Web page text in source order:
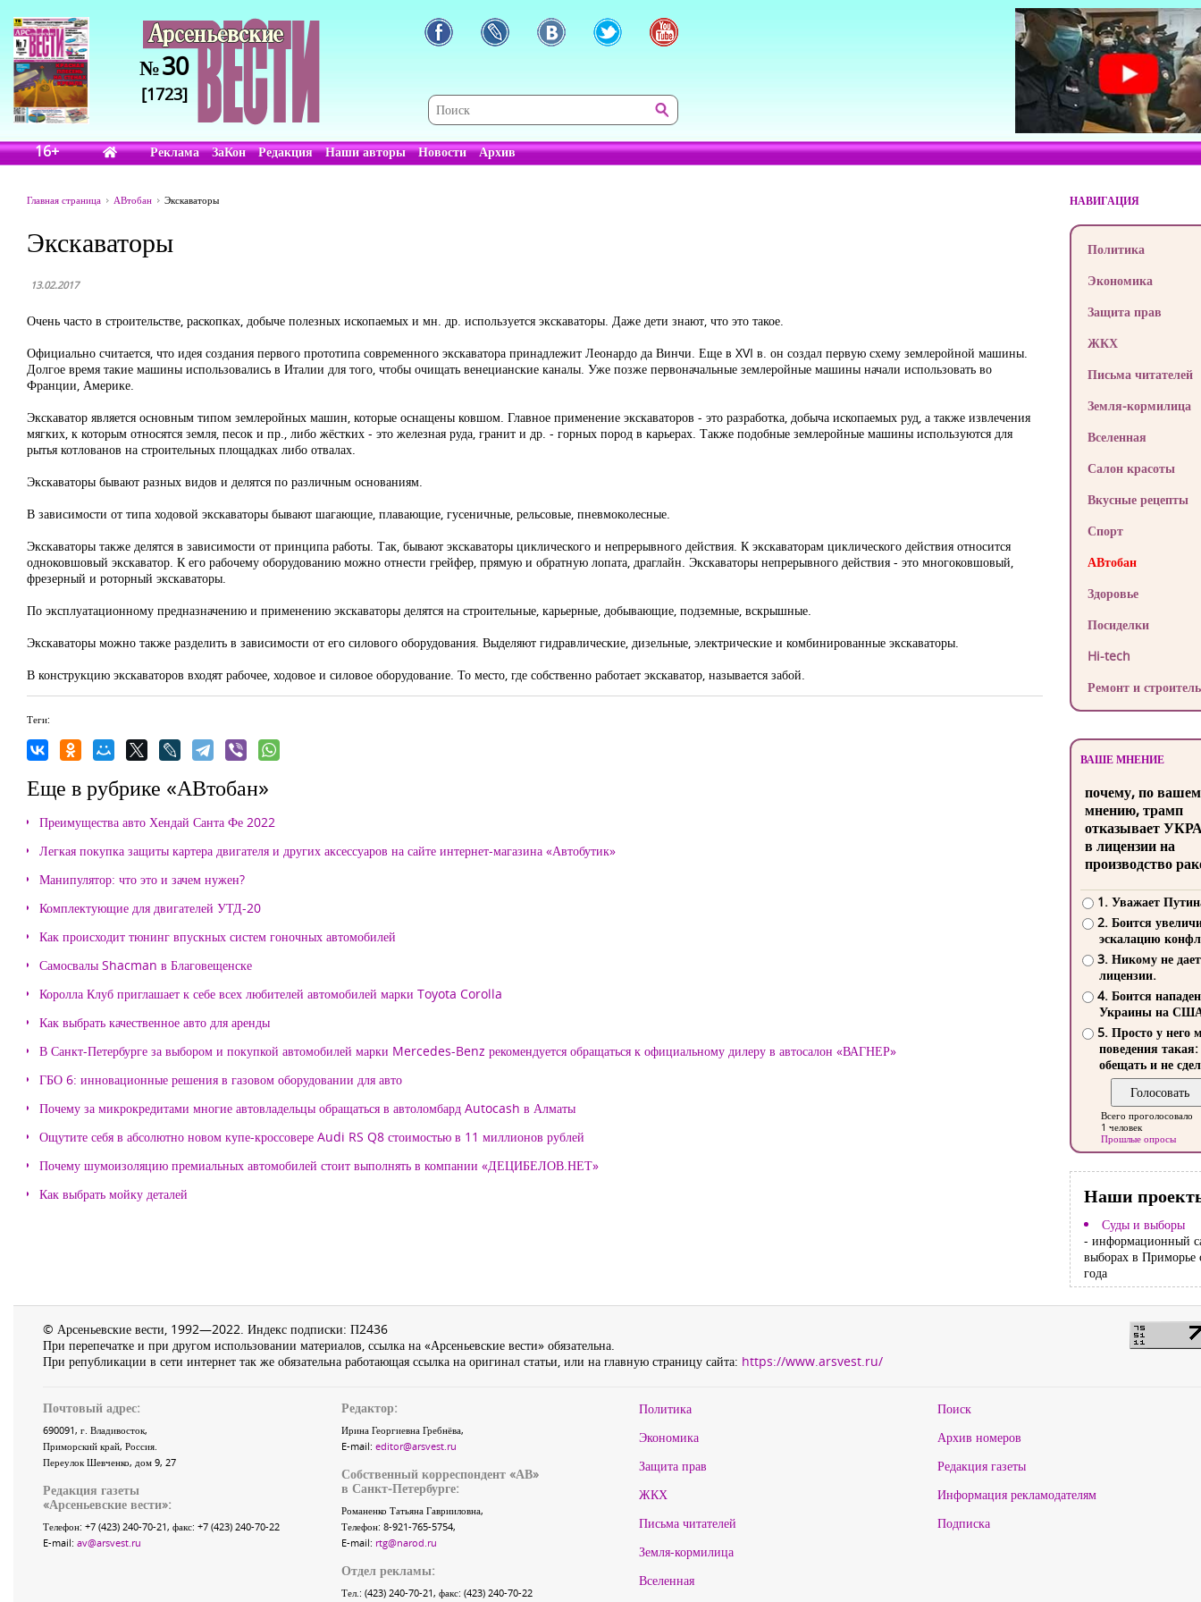
№30
[1723]
16+ Реклама ЗаКон Редакция Наши авторы Новости Архив
Главная страница АВтобан Экскаваторы
Экскаваторы
13.02.2017
Очень часто в строительстве, раскопках, добыче полезных ископаемых и мн. др. используется экскаваторы. Даже дети знают, что это такое.
Официально считается, что идея создания первого прототипа современного экскаватора принадлежит Леонардо да Винчи. Еще в XVI в. он создал первую схему землеройной машины.
Долгое время такие машины использовались в Италии для того, чтобы очищать венецианские каналы. Уже позже первоначальные землеройные машины начали использовать во
Франции, Америке.
Экскаватор является основным типом землеройных машин, которые оснащены ковшом. Главное применение экскаваторов - это разработка, добыча ископаемых руд, а также извлечения
мягких, к которым относятся земля, песок и пр., либо жёстких - это железная руда, гранит и др. - горных пород в карьерах. Также подобные землеройные машины используются для
рытья котлованов на строительных площадках либо отвалах.
Экскаваторы бывают разных видов и делятся по различным основаниям.
В зависимости от типа ходовой экскаваторы бывают шагающие, плавающие, гусеничные, рельсовые, пневмоколесные.
Экскаваторы также делятся в зависимости от принципа работы. Так, бывают экскаваторы циклического и непрерывного действия. К экскаваторам циклического действия относится
одноковшовый экскаватор. К его рабочему оборудованию можно отнести грейфер, прямую и обратную лопата, драглайн. Экскаваторы непрерывного действия - это многоковшовый,
фрезерный и роторный экскаваторы.
По эксплуатационному предназначению и применению экскаваторы делятся на строительные, карьерные, добывающие, подземные, вскрышные.
Экскаваторы можно также разделить в зависимости от его силового оборудования. Выделяют гидравлические, дизельные, электрические и комбинированные экскаваторы.
В конструкцию экскаваторов входят рабочее, ходовое и силовое оборудование. То место, где собственно работает экскаватор, называется забой.
Теги:
Еще в рубрике «АВтобан»
Преимущества авто Хендай Санта Фе 2022
Легкая покупка защиты картера двигателя и других аксессуаров на сайте интернет-магазина «Автобутик»
Манипулятор: что это и зачем нужен?
Комплектующие для двигателей УТД-20
Как происходит тюнинг впускных систем гоночных автомобилей
Самосвалы Shacman в Благовещенске
Королла Клуб приглашает к себе всех любителей автомобилей марки Toyota Corolla
Как выбрать качественное авто для аренды
В Санкт-Петербурге за выбором и покупкой автомобилей марки Mercedes-Benz рекомендуется обращаться к официальному дилеру в автосалон «ВАГНЕР»
ГБО 6: инновационные решения в газовом оборудовании для авто
Почему за микрокредитами многие автовладельцы обращаться в автоломбард Autocash в Алматы
Ощутите себя в абсолютно новом купе-кроссовере Audi RS Q8 стоимостью в 11 миллионов рублей
Почему шумоизоляцию премиальных автомобилей стоит выполнять в компании «ДЕЦИБЕЛОВ.НЕТ»
Как выбрать мойку деталей
НАВИГАЦИЯ
Политика
Экономика
Защита прав
ЖКХ
Письма читателей
Земля-кормилица
Вселенная
Салон красоты
Вкусные рецепты
Спорт
АВтобан
Здоровье
Посиделки
Hi-tech
Ремонт и
ВАШЕ МНЕНИЕ
почему, по
мнению, трамп
отказывает
в лицензии на
производство
1. Уважает
2. Боится
эскалацию
3. Никому не
лицензии.
4. Боится
Украины на
5. Просто у него
поведения такая:
обещать и не
Всего проголосовало
1 человек
Прошлые опросы
Наши
Суды и выборы
- информационный
выборах в Приморье
года
© Арсеньевские вести, 1992—2022. Индекс подписки: П2436
При перепечатке и при другом использовании материалов, ссылка на «Арсеньевские вести» обязательна.
При републикации в сети интернет так же обязательна работающая ссылка на оригинал статьи, или на главную страницу сайта: https://www.arsvest.ru/
Почтовый адрес:
690091, г. Владивосток,
Приморский край, Россия.
Переулок Шевченко, дом 9, 27
Редакция газеты
«Арсеньевские вести»:
Телефон: +7 (423) 240-70-21, факс: +7 (423) 240-70-22
E-mail: av@arsvest.ru
Редактор:
Ирина Георгиевна Гребнёва,
E-mail: editor@arsvest.ru
Собственный корреспондент «АВ»
в Санкт-Петербурге:
Романенко Татьяна Гаврииловна,
Телефон: 8-921-765-5754,
E-mail: rtg@narod.ru
Отдел рекламы:
Тел.: (423) 240-70-21, факс: (423) 240-70-22
Политика
Экономика
Защита прав
ЖКХ
Письма читателей
Земля-кормилица
Вселенная
Поиск
Архив номеров
Редакция газеты
Информация рекламодателям
Подписка